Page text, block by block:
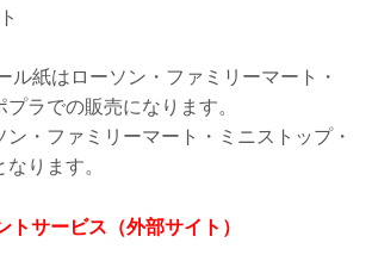
紙はローソン・ファミリーマート・
プラでの販売になります。
・ファミリーマート・ミニストップ・
ります。
サービス（外部サイト）